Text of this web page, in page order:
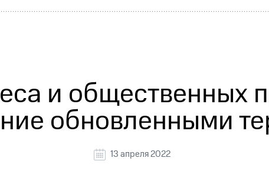
кабинет акционераАкционерный капитал
и общественных
обновленными
13 апреля 2022